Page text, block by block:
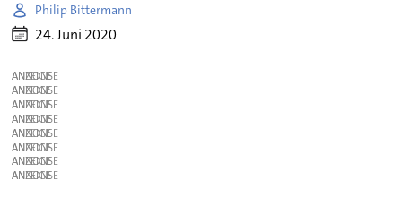
Philip Bittermann
24. Juni 2020
ANZEIGE
ANZEIGE
ANZEIGE
ANZEIGE
ANZEIGE
ANZEIGE
ANZEIGE
ANZEIGE